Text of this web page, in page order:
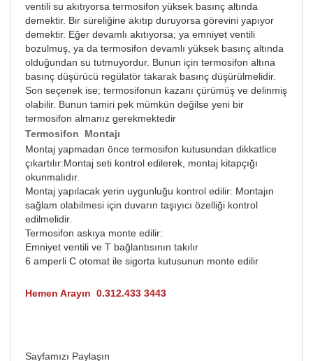
ventili su akıtıyorsa termosifon yüksek basınç altında
demektir. Bir süreliğine akıtıp duruyorsa görevini yapıyor
demektir. Eğer devamlı akıtıyorsa; ya emniyet ventili
bozulmuş, ya da termosifon devamlı yüksek basınç altında
olduğundan su tutmuyordur. Bunun için termosifon altına
basınç düşürücü regülatör takarak basınç düşürülmelidir.
Son seçenek ise; termosifonun kazanı çürümüş ve delinmiş
olabilir. Bunun tamiri pek mümkün değilse yeni bir
termosifon almanız gerekmektedir
Termosifon Montajı
Montaj yapmadan önce termosifon kutusundan dikkatlice
çıkartılır:Montaj seti kontrol edilerek, montaj kitapçığı
okunmalıdır.
Montaj yapılacak yerin uygunluğu kontrol edilir: Montajın
sağlam olabilmesi için duvarın taşıyıcı özelliği kontrol
edilmelidir.
Termosifon askıya monte edilir:
Emniyet ventili ve T bağlantısının takılır
6 amperli C otomat ile sigorta kutusunun monte edilir
Hemen Arayın 0.312.433 3443
Sayfamızı Paylaşın